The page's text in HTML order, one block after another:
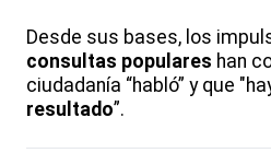
Desde sus bases, los
consultas populares han
ciudadanía “habló” y que
resultado”.